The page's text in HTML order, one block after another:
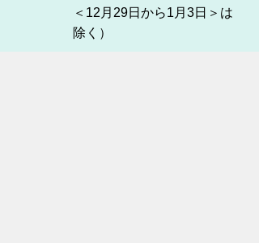
＜12月29日から1月3日＞は
除く）